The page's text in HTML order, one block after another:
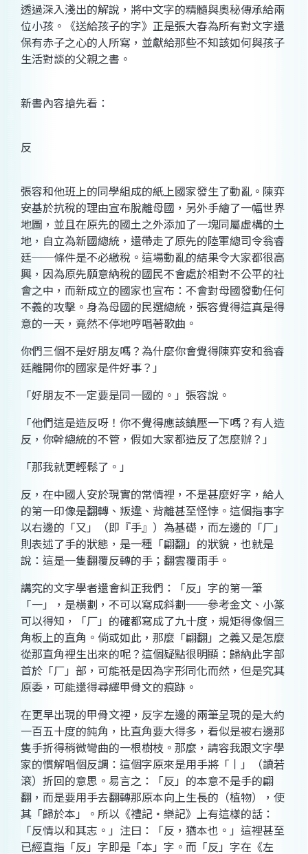
透過深入淺出的解說，將中文字的精髓與奧秘傳承給兩
位小孩。《送給孩子的字》正是張大春為所有對文字還
保有赤子之心的人所寫，並獻給那些不知該如何與孩子
生活對談的父親之書。
新書內容搶先看：
反
張容和他班上的同學組成的紙上國家發生了動亂。陳弈
安基於抗稅的理由宣布脫離母國，另外手繪了一幅世界
地圖，並且在原先的國土之外添加了一塊同屬虛構的土
地，自立為新國總統，還帶走了原先的陸軍總司令翁睿
廷──條件是不必繳稅。這場動亂的結果令大家都很高
興，因為原先願意納稅的國民不會處於相對不公平的社
會之中，而新成立的國家也宣布：不會對母國發動任何
不義的攻擊。身為母國的民選總統，張容覺得這真是得
意的一天，竟然不停地哼唱著歌曲。
你們三個不是好朋友嗎？為什麼你會覺得陳弈安和翁睿
廷離開你的國家是件好事？」
「好朋友不一定要是同一國的。」張容說。
「他們這是造反呀！你不覺得應該鎮壓一下嗎？有人造
反，你幹總統的不管，假如大家都造反了怎麼辦？」
「那我就更輕鬆了。」
反，在中國人安於現實的常情裡，不是甚麼好字，給人
的第一印像是翻轉、叛違、背離甚至怪悖。這個指事字
以右邊的「又」（即『手』）為基礎，而左邊的「厂」
則表述了手的狀態，是一種「翩翻」的狀貌，也就是
說：這是一隻翻覆反轉的手；翻雲覆雨手。
講究的文字學者還會糾正我們：「反」字的第一筆
「一」，是橫劃，不可以寫成斜劃──參考金文、小篆
可以得知，「厂」的確都寫成了九十度，規矩得像個三
角板上的直角。倘或如此，那麼「翩翻」之義又是怎麼
從那直角裡生出來的呢？這個疑點很明顯：歸納此字部
首於「厂」部，可能祇是因為字形同化而然，但是究其
原委，可能還得尋繹甲骨文的痕跡。
在更早出現的甲骨文裡，反字左邊的兩筆呈現的是大約
一百五十度的鈍角，比直角要大得多，看似是被右邊那
隻手折得稍微彎曲的一根樹枝。那麼，請容我跟文字學
家的慣解唱個反調：這個字原來是用手將「丨」（讀若
滾）折回的意思。易言之：「反」的本意不是手的翩
翻，而是要用手去翻轉那原本向上生長的（植物），使
其「歸於本」。所以《禮記‧樂記》上有這樣的話：
「反情以和其志。」注曰：「反，猶本也。」這裡甚至
已經直指「反」字即是「本」字。而「反」字在《左